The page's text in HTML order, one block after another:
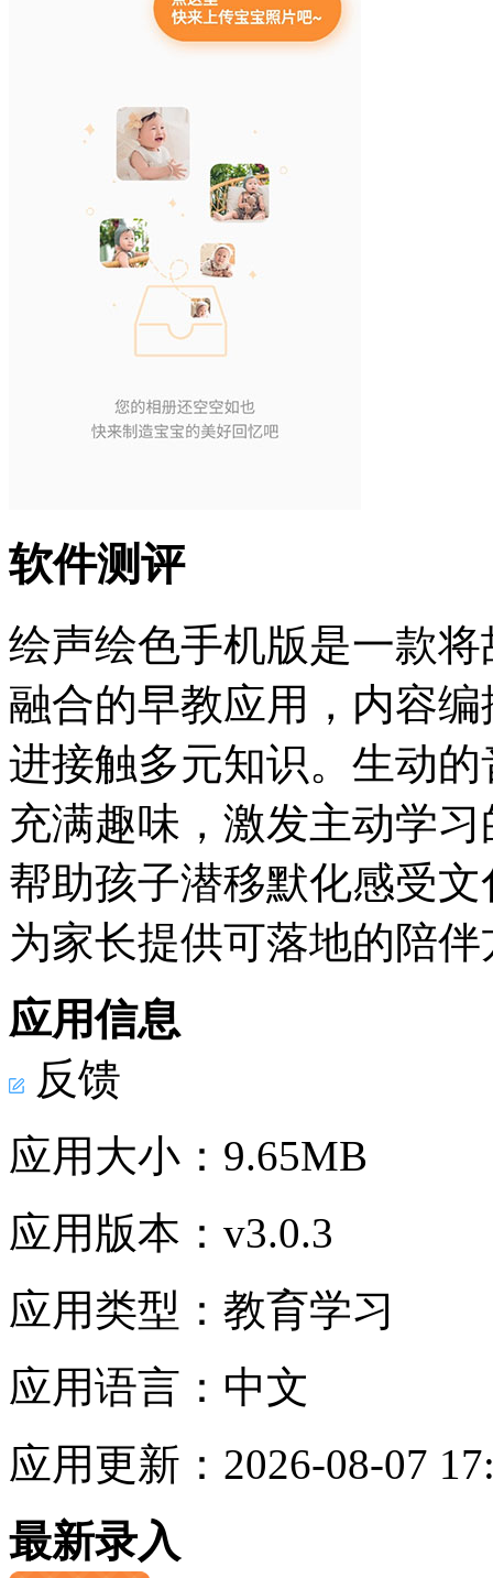
软件测评
绘声绘色手机版是一款
融合的早教应用，内容
进接触多元知识。生动
充满趣味，激发主动学
帮助孩子潜移默化感受
为家长提供可落地的陪
应用信息
反馈
应用大小： 9.65MB
应用版本： v3.0.3
应用类型： 教育学习
应用语言： 中文
应用更新： 2026-08-07
最新录入